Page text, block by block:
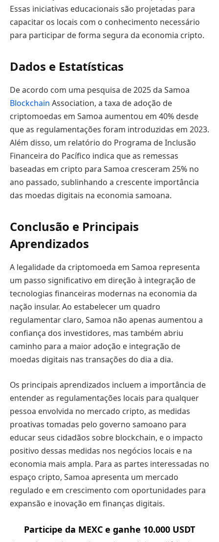
Essas iniciativas educacionais são projetadas para
capacitar os locais com o conhecimento necessário
para participar de forma segura da economia cripto.
Dados e Estatísticas
De acordo com uma pesquisa de 2025 da Samoa
Blockchain Association, a taxa de adoção de
criptomoedas em Samoa aumentou em 40% desde
que as regulamentações foram introduzidas em 2023.
Além disso, um relatório do Programa de Inclusão
Financeira do Pacífico indica que as remessas
baseadas em cripto para Samoa cresceram 25% no
ano passado, sublinhando a crescente importância
das moedas digitais na economia samoana.
Conclusão e Principais
Aprendizados
A legalidade da criptomoeda em Samoa representa
um passo significativo em direção à integração de
tecnologias financeiras modernas na economia da
nação insular. Ao estabelecer um quadro
regulamentar claro, Samoa não apenas aumentou a
confiança dos investidores, mas também abriu
caminho para a maior adoção e integração de
moedas digitais nas transações do dia a dia.
Os principais aprendizados incluem a importância de
entender as regulamentações locais para qualquer
pessoa envolvida no mercado cripto, as medidas
proativas tomadas pelo governo samoano para
educar seus cidadãos sobre blockchain, e o impacto
positivo dessas medidas nos negócios locais e na
economia mais ampla. Para as partes interessadas no
espaço cripto, Samoa apresenta um mercado
regulado e em crescimento com oportunidades para
expansão e inovação em finanças digitais.
Participe da MEXC e ganhe 10.000 USDT